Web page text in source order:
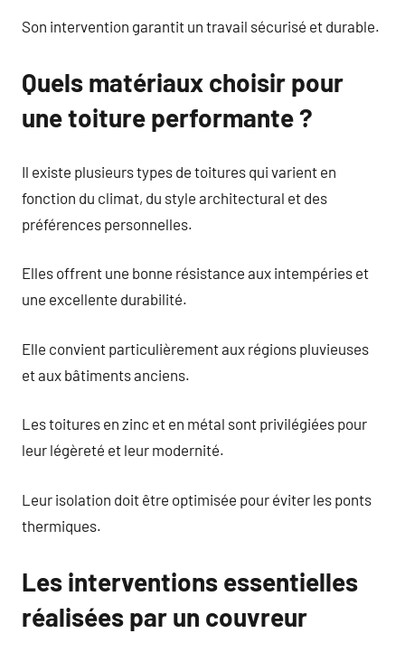
Son intervention garantit un travail sécurisé et durable.
Quels matériaux choisir pour
une toiture performante ?
Il existe plusieurs types de toitures qui varient en
fonction du climat, du style architectural et des
préférences personnelles.
Elles offrent une bonne résistance aux intempéries et
une excellente durabilité.
Elle convient particulièrement aux régions pluvieuses
et aux bâtiments anciens.
Les toitures en zinc et en métal sont privilégiées pour
leur légèreté et leur modernité.
Leur isolation doit être optimisée pour éviter les ponts
thermiques.
Les interventions essentielles
réalisées par un couvreur